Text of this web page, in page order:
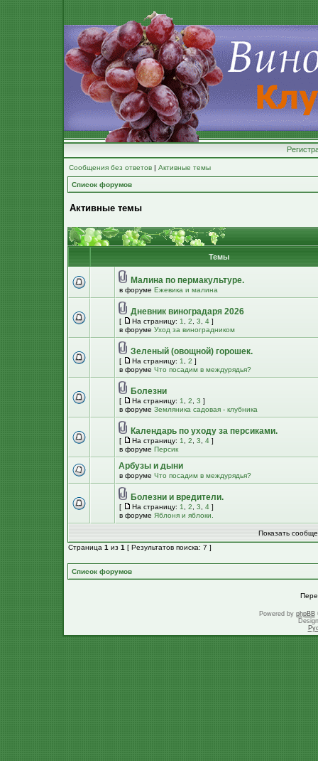
Сообщения без ответов | Активные темы
Список форумов
Активные темы
Темы
Малина по пермакультуре.
в форуме Ежевика и малина
Дневник виноградаря 2026
[ На страницу: 1 2 3 4 ]
в форуме Уход за виноградником
Зеленый (овощной) горошек.
[ На страницу: 1 2 ]
в форуме Что посадим в междурядья?
Болезни
[ На страницу: 1 2 3 ]
в форуме Земляника садовая - клубника
Календарь по уходу за персиками.
[ На страницу: 1 2 3 4 ]
в форуме Персик
Арбузы и дыни
в форуме Что посадим в междурядья?
Болезни и вредители.
[ На страницу: 1 2 3 4 ]
в форуме Яблоня и яблоки.
Показать
Страница 1 из 1 [ Результатов поиска: 7 ]
Список форумов
Powered by phpBB